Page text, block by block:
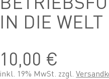
IN DIE
10,00 €
inkl. 19% MwSt. zzgl.